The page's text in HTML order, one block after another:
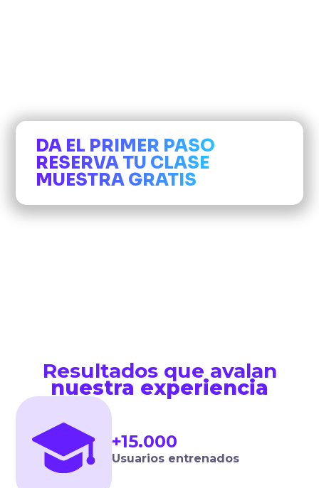
DA EL PRIMER PASO
RESERVA TU CLASE
MUESTRA GRATIS
Resultados que avalan
nuestra experiencia
+15.000
Usuarios entrenados